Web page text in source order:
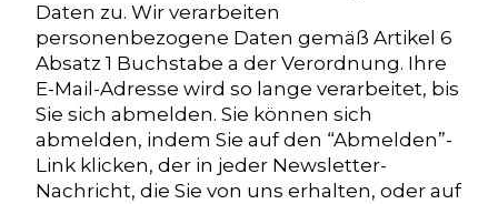
Daten zu. Wir verarbeiten
personenbezogene Daten gemäß Artikel 6
Absatz 1 Buchstabe a der Verordnung. Ihre
E-Mail-Adresse wird so lange verarbeitet, bis
Sie sich abmelden. Sie können sich
abmelden, indem Sie auf den “Abmelden”-
Link klicken, der in jeder Newsletter-
Nachricht, die Sie von uns erhalten, oder auf